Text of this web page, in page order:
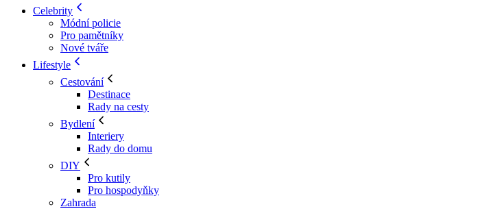
Celebrity
Módní policie
Pro pamětníky
Nové tváře
Lifestyle
Cestování
Destinace
Rady na cesty
Bydlení
Interiery
Rady do domu
DIY
Pro kutily
Pro hospodyňky
Zahrada